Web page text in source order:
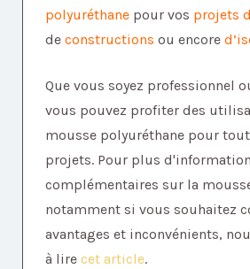
polyuréthane pour vos projets
de constructions ou encore
Que vous soyez professionnel
vous pouvez profiter des
mousse polyuréthane pour
projets. Pour plus
complémentaires sur la
notamment si vous souhaitez
avantages et inconvénients,
à lire cet article.